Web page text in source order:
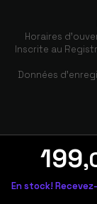
199
En stock!
Horaires
Inscrite au
Données